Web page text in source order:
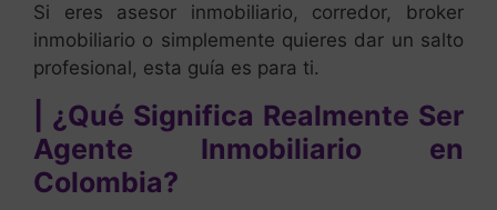
Si eres asesor inmobiliario, corredor, broker
inmobiliario o simplemente quieres dar un salto
profesional, esta guía es para ti.
| ¿Qué Significa Realmente Ser
Agente Inmobiliario en
Colombia?